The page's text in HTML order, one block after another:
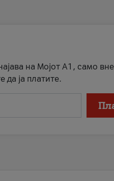
на Мојот А1, само
да ја платите.